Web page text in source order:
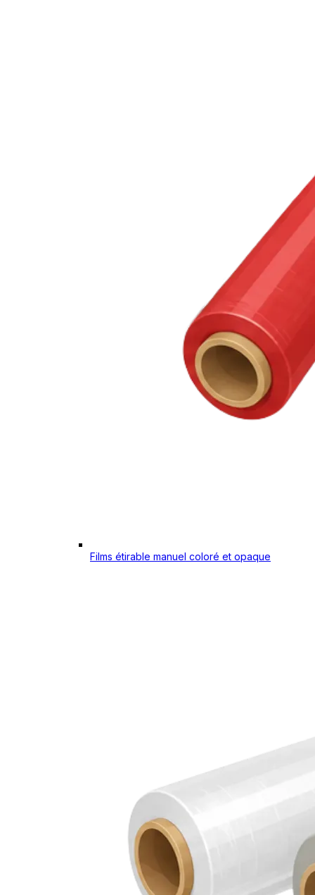
Films étirable manuel coloré et opaque